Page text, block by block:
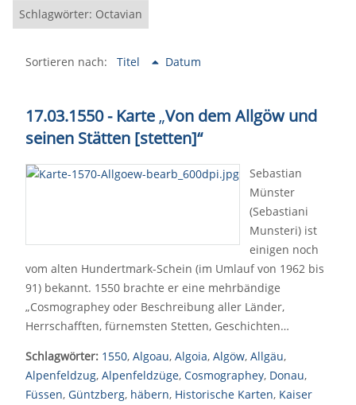
Schlagwörter: Octavian
Sortieren nach: Titel Datum
17.03.1550 - Karte „Von dem Allgöw und
seinen Stätten [stetten]“
Sebastian
Münster
(Sebastiani
Munsteri) ist
einigen noch
vom alten Hundertmark-Schein (im Umlauf von 1962 bis
91) bekannt. 1550 brachte er eine mehrbändige
„Cosmographey oder Beschreibung aller Länder,
Herrschafften, fürnemsten Stetten, Geschichten…
Schlagwörter: 1550, Algoau, Algoia, Algöw, Allgäu,
Alpenfeldzug, Alpenfeldzüge, Cosmographey, Donau,
Füssen, Güntzberg, häbern, Historische Karten, Kaiser